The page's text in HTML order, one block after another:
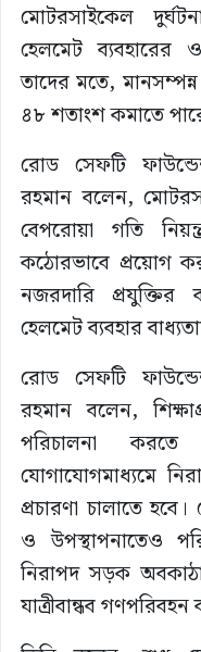
মোটরসাইকেল
হেলমেট ব্যবহারের
তাদের মতে,
৪৮ শতাংশ কমাতে
রোড সেফটি
রহমান বলেন,
বেপরোয়া গতি
কঠোরভাবে প্রয়োগ
নজরদারি প্রযুক্তির
হেলমেট ব্যবহার
রোড সেফটি
রহমান বলেন,
পরিচালনা করতে
যোগাযোগমাধ্যমে
প্রচারণা চালাতে
ও উপস্থাপনাতেও
নিরাপদ সড়ক
যাত্রীবান্ধব